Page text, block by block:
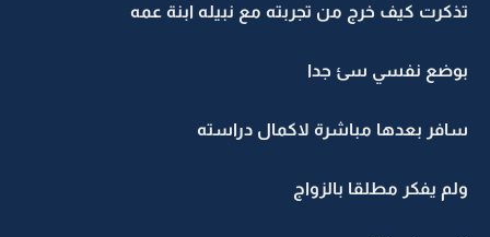
تذكرت كيف خرج من تجربته مع نبيله ابنة عمه
بوضع نفسي سئ جدا
سافر بعدها مباشرة لاكمال دراسته
ولم يفكر مطلقا بالزواج